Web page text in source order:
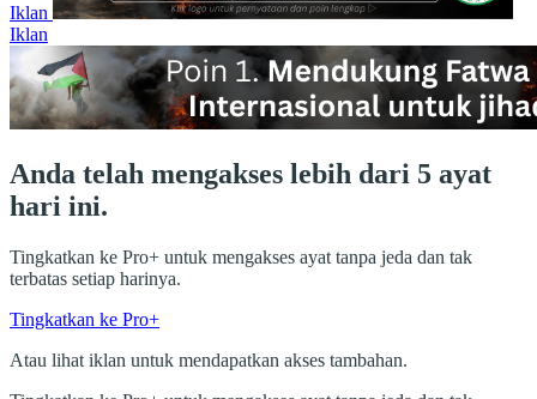
Iklan
Iklan
Anda telah mengakses lebih dari 5 ayat
hari ini.
Tingkatkan ke Pro+ untuk mengakses ayat tanpa jeda dan tak
terbatas setiap harinya.
Tingkatkan ke Pro+
Atau lihat iklan untuk mendapatkan akses tambahan.